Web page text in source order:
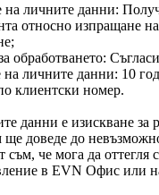
на личните данни:
относно изпращане
обработването:
на личните данни: 10
клиентски номер.
данни е изискване за
ще доведе до
съм, че мога да оттегля
в EVN Офис или